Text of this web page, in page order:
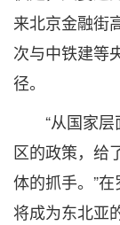
来北京金融街
次与中铁建等
径。
“从国家层
区的政策，给
体的抓手。”
将成为东北亚